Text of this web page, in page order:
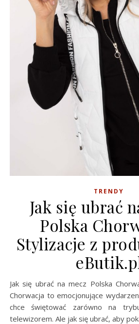
TRENDY
Jak się ubrać
Polska
Stylizacje z
Jak się ubrać na mecz Polska Chorwacja? Mecz Polska –
Chorwacja to emocjonujące
chce świętować zarówno na
telewizorem. Ale jak się ubrać, aby